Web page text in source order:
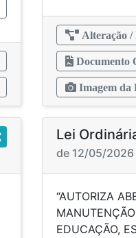
Alteração /
Documento
Imagem da
Lei
de 12/05/2026
“AUTORIZA
EDUCAÇÃO,